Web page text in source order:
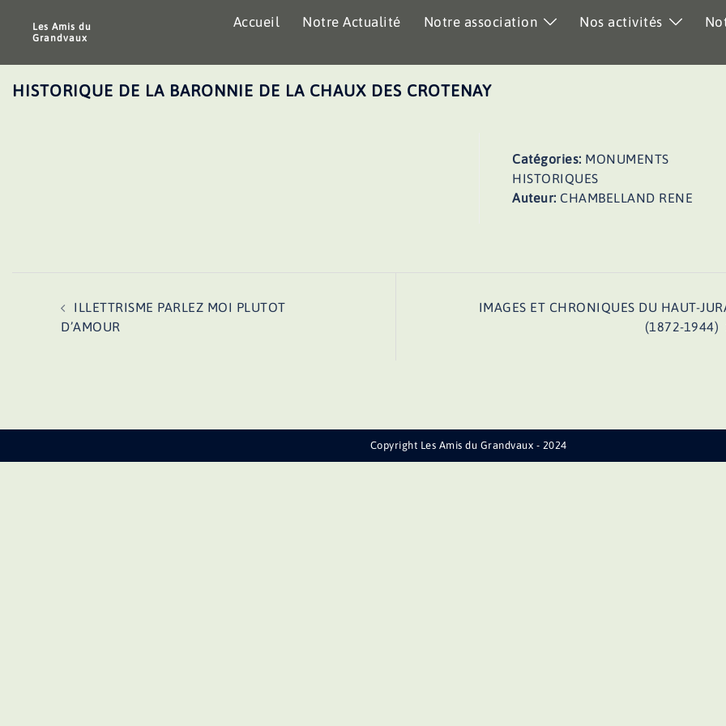
Les Amis du
Grandvaux
Accueil Notre Actualité Notre association Nos activités
HISTORIQUE DE LA BARONNIE DE LA CHAUX DES CROTENAY
Catégories: MONUMENTS
HISTORIQUES
Auteur: CHAMBELLAND RENE
d’article
ILLETTRISME PARLEZ MOI PLUTOT
D’AMOUR
IMAGES ET CHRONIQUES DU HAUT-
(1872-1944)
Copyright Les Amis du Grandvaux - 2024